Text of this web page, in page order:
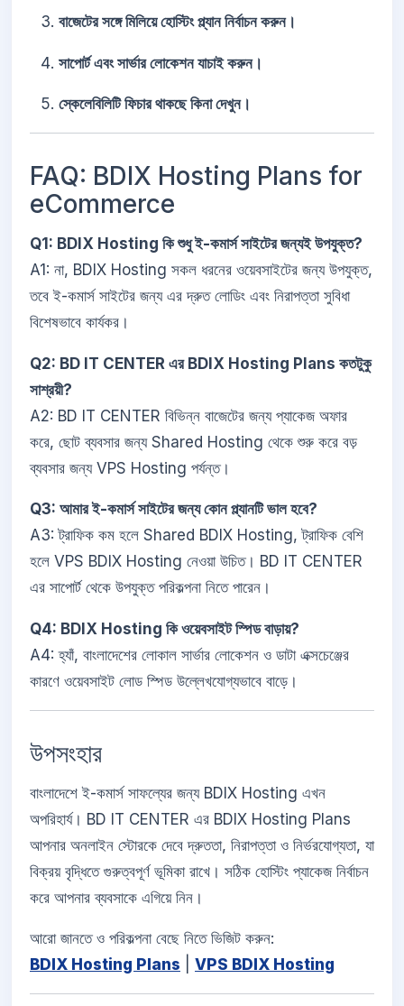
বাজেটের সঙ্গে মিলিয়ে হোস্টিং প্ল্যান নির্বাচন করুন।
সাপোর্ট এবং সার্ভার লোকেশন যাচাই করুন।
স্কেলেবিলিটি ফিচার থাকছে কিনা দেখুন।
FAQ: BDIX Hosting Plans for
eCommerce
Q1: BDIX Hosting কি শুধু ই-কমার্স সাইটের জন্যই উপযুক্ত?
A1: না, BDIX Hosting সকল ধরনের ওয়েবসাইটের জন্য উপযুক্ত,
তবে ই-কমার্স সাইটের জন্য এর দ্রুত লোডিং এবং নিরাপত্তা সুবিধা
বিশেষভাবে কার্যকর।
Q2: BD IT CENTER এর BDIX Hosting Plans কতটুকু
সাশ্রয়ী?
A2: BD IT CENTER বিভিন্ন বাজেটের জন্য প্যাকেজ অফার
করে, ছোট ব্যবসার জন্য Shared Hosting থেকে শুরু করে বড়
ব্যবসার জন্য VPS Hosting পর্যন্ত।
Q3: আমার ই-কমার্স সাইটের জন্য কোন প্ল্যানটি ভাল হবে?
A3: ট্রাফিক কম হলে Shared BDIX Hosting, ট্রাফিক বেশি
হলে VPS BDIX Hosting নেওয়া উচিত। BD IT CENTER
এর সাপোর্ট থেকে উপযুক্ত পরিকল্পনা নিতে পারেন।
Q4: BDIX Hosting কি ওয়েবসাইট স্পিড বাড়ায়?
A4: হ্যাঁ, বাংলাদেশের লোকাল সার্ভার লোকেশন ও ডাটা এক্সচেঞ্জের
কারণে ওয়েবসাইট লোড স্পিড উল্লেখযোগ্যভাবে বাড়ে।
উপসংহার
বাংলাদেশে ই-কমার্স সাফল্যের জন্য BDIX Hosting এখন
অপরিহার্য। BD IT CENTER এর BDIX Hosting Plans
আপনার অনলাইন স্টোরকে দেবে দ্রুততা, নিরাপত্তা ও নির্ভরযোগ্যতা, যা
বিক্রয় বৃদ্ধিতে গুরুত্বপূর্ণ ভূমিকা রাখে। সঠিক হোস্টিং প্যাকেজ নির্বাচন
করে আপনার ব্যবসাকে এগিয়ে নিন।
আরো জানতে ও পরিকল্পনা বেছে নিতে ভিজিট করুন:
BDIX Hosting Plans
VPS BDIX Hosting